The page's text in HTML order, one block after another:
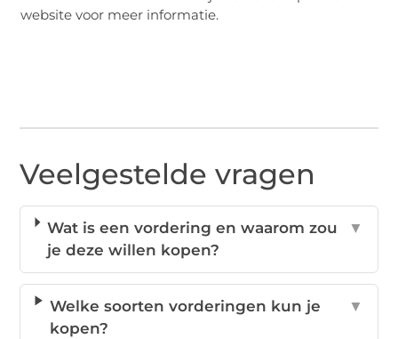
website voor meer informatie.
Veelgestelde vragen
Wat is een vordering en waarom zou
je deze willen kopen?
▼
Welke soorten vorderingen kun je
kopen?
▼